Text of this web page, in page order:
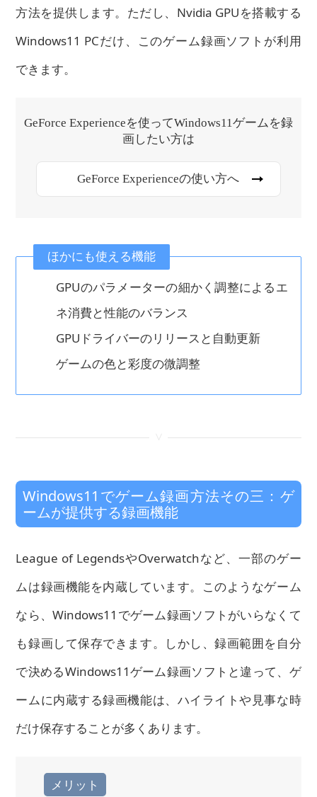
方法を提供します。ただし、Nvidia GPUを搭載する
Windows11 PCだけ、このゲーム録画ソフトが利用
できます。
GeForce Experienceを使ってWindows11ゲームを録
画したい方は
GeForce Experienceの使い方へ
ほかにも使える機能
GPUのパラメーターの細かく調整によるエ
ネ消費と性能のバランス
GPUドライバーのリリースと自動更新
ゲームの色と彩度の微調整
Windows11でゲーム録画方法その三：ゲ
ームが提供する録画機能
League of LegendsやOverwatchなど、一部のゲー
ムは録画機能を内蔵しています。このようなゲーム
なら、Windows11でゲーム録画ソフトがいらなくて
も録画して保存できます。しかし、録画範囲を自分
で決めるWindows11ゲーム録画ソフトと違って、ゲ
ームに内蔵する録画機能は、ハイライトや見事な時
だけ保存することが多くあります。
メリット